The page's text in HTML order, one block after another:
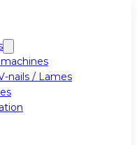
nails / Lames